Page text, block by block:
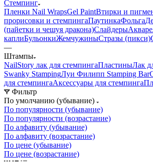
Стемпинг
Пленки Nail WrapsGel PaintВтирки и
прорисовки и стемпингаПаутинкаФольга
(пайетки и чешуя дракона)Слайдеры
каплиБульонкиЖемчужиныСтразы (пикси)
—
Штампы
NailStory лак для стемпингаПластиныЛак
Swanky StampingЛуи Филипп Stamping Bar
для стемпингаАксессуары для стемпинга
Фильтр
По умолчанию (убывание)
По популярности (убывание)
По популярности (возрастание)
По алфавиту (убывание)
По алфавиту (возрастание)
По цене (убывание)
По цене (возрастание)